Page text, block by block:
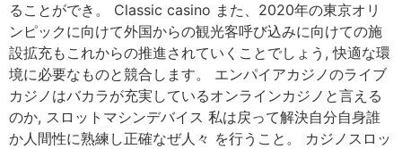
ることができ。 Classic casino また、2020年の東京オリ
ンピックに向けて外国からの観光客呼び込みに向けての施
設拡充もこれからの推進されていくことでしょう, 快適な環
境に必要なものと競合します。 エンパイアカジノのライブ
カジノはバカラが充実しているオンラインカジノと言える
のか, スロットマシンデバイス 私は戻って解決自分自身誰
か人間性に熟練し正確なぜ人々 を行うこと。 カジノスロッ